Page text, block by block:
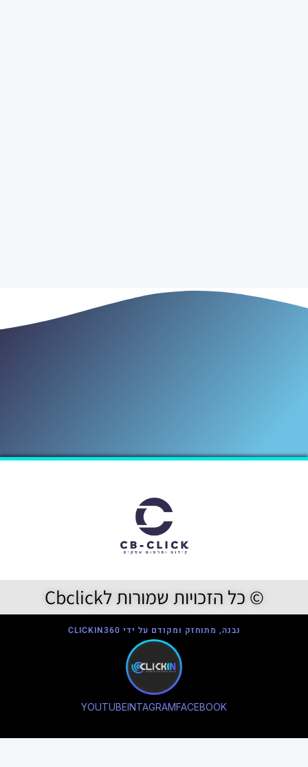
© כל הזכויות שמורות לCbclick
נבנה, מתוחזק ומקודם על ידי CLICKIN360
FACEBOOK
INTAGRAM
YOUTUBE